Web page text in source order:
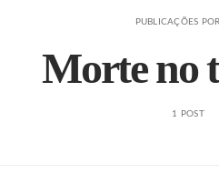
PUBLICAÇÕES
Morte no
1 POST